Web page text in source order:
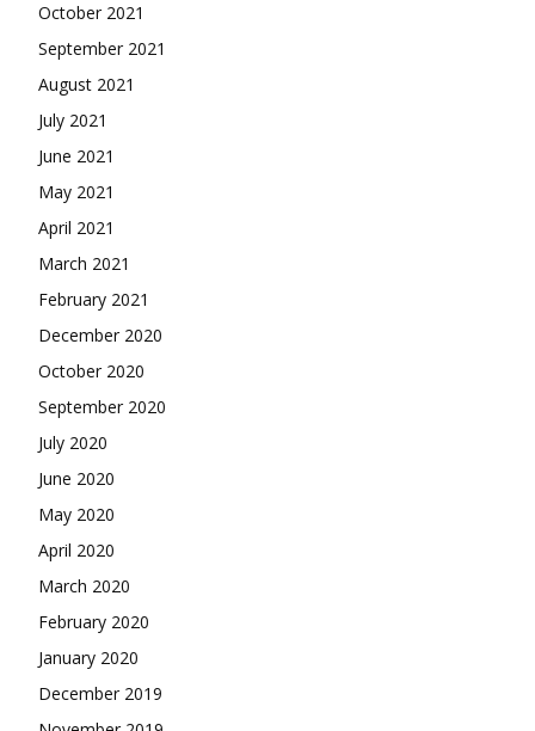
October 2021
September 2021
August 2021
July 2021
June 2021
May 2021
April 2021
March 2021
February 2021
December 2020
October 2020
September 2020
July 2020
June 2020
May 2020
April 2020
March 2020
February 2020
January 2020
December 2019